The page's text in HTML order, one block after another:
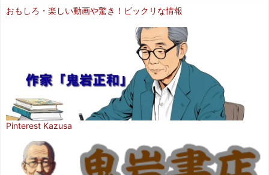
おもしろ・楽しい動画や驚き！ビックリな情報
Pinterest Kazusa